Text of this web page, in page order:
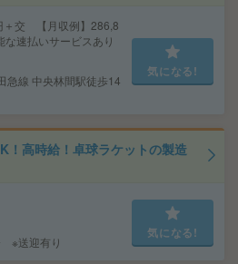
＋交 【月収例】286,8
速払いサービスあり
線 中央林間駅徒歩14
気になる!
！高時給！卓球ラケットの製造
※送迎有り
気になる!